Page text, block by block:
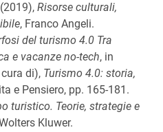
Risorse culturali,
, Franco Angeli.
del turismo 4.0 Tra
e vacanze no-tech, in
di), Turismo 4.0: storia,
e Pensiero, pp. 165-181.
turistico. Teorie, strategie e
Kluwer.